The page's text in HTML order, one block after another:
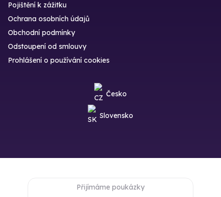
Pojištění k zážitku
Ochrana osobních údajů
Obchodní podmínky
Odstoupení od smlouvy
Prohlášení o používání cookies
Česko
Slovensko
Přijímáme poukázky